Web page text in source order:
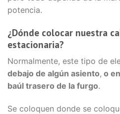
potencia.
¿Dónde colocar nuestra
estacionaria?
Normalmente, este tipo de
debajo de algún asiento, o
baúl trasero de la furgo.
Se coloquen donde se